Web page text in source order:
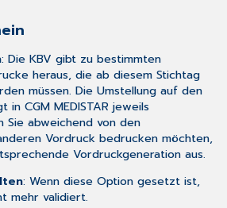
: Die KBV gibt zu bestimmten
heraus, die ab diesem Stichtag
müssen. Die Umstellung auf den
CGM MEDISTAR jeweils
Sie abweichend von den
Vordruck bedrucken möchten,
Vordruckgeneration aus.
: Wenn diese Option gesetzt ist,
mehr validiert.